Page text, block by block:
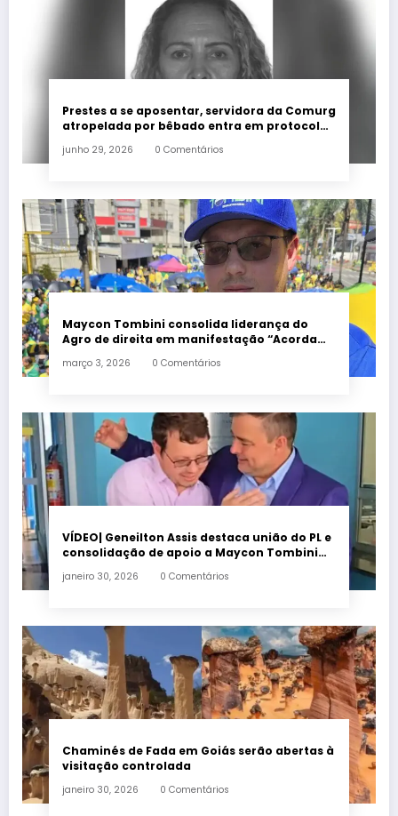
Prestes a se aposentar, servidora da Comurg
atropelada por bêbado entra em protocolo
junho 29, 2026 0 Comentários
Maycon Tombini consolida liderança do
Agro de direita em manifestação “Acorda
março 3, 2026 0 Comentários
VÍDEO| Geneilton Assis destaca união do PL e
consolidação de apoio a Maycon Tombini
janeiro 30, 2026 0 Comentários
Chaminés de Fada em Goiás serão abertas à
visitação controlada
janeiro 30, 2026 0 Comentários